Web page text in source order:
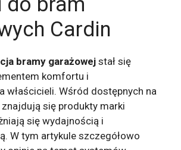
Cardin
bramy garażowej stał się
komfortu i
właścicieli. Wśród dostępnych na
się produkty marki
się wydajnością i
W tym artykule szczegółowo